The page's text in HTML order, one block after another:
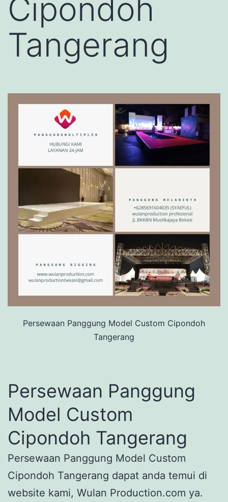
Cipondoh
Tangerang
Persewaan Panggung Model Custom Cipondoh
Tangerang
Persewaan Panggung
Model Custom
Cipondoh Tangerang
Persewaan Panggung Model Custom
Cipondoh Tangerang dapat anda temui di
website kami, Wulan Production.com ya.